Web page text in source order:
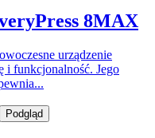
8MAX
urządzenie
i funkcjonalność. Jego
Podgląd